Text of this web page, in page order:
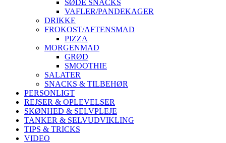
SØDE SNACKS
VAFLER/PANDEKAGER
DRIKKE
FROKOST/AFTENSMAD
PIZZA
MORGENMAD
GRØD
SMOOTHIE
SALATER
SNACKS & TILBEHØR
PERSONLIGT
REJSER & OPLEVELSER
SKØNHED & SELVPLEJE
TANKER & SELVUDVIKLING
TIPS & TRICKS
VIDEO